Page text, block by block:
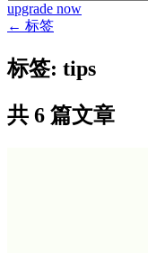
upgrade now
← 标签
标签: tips
共 6 篇文章